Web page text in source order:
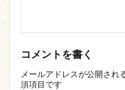
コメントを書く
メールアドレスが公開され
須項目です